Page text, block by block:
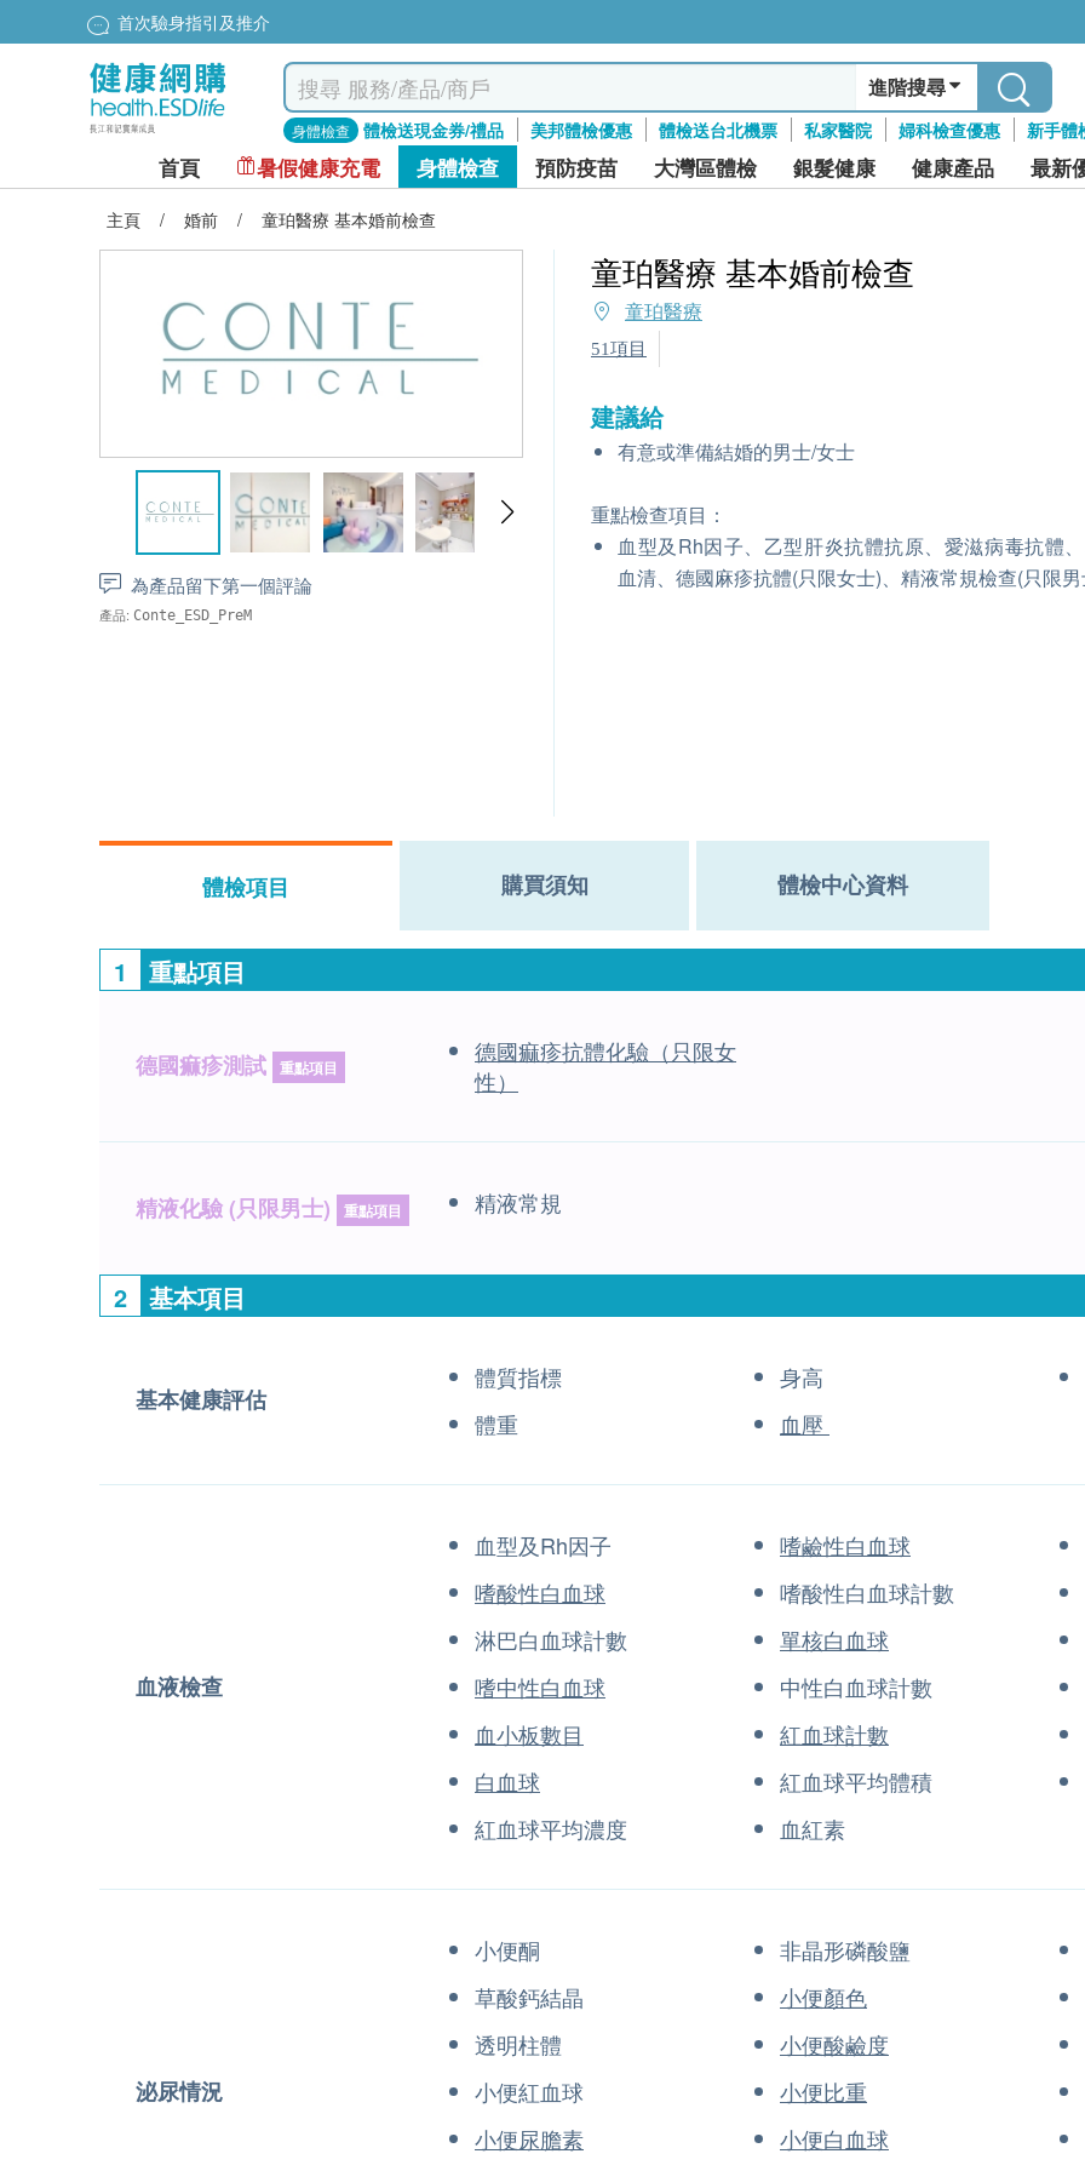
首次驗身指引及推介
進階搜尋
身體檢查 體檢送現金券/禮品 美邦體檢優惠 體檢送台北機票 私家醫院 婦科檢查優惠 新手體
首頁 暑假健康充電 身體檢查 預防疫苗 大灣區體檢 銀髮健康 健康產品 最新
主頁 / 婚前 / 童珀醫療 基本婚前檢查
為產品留下第一個評論
產品: Conte_ESD_PreM
童珀醫療 基本婚前檢查
童珀醫療
51項目
建議給
有意或準備結婚的男士/女士
重點檢查項目：
血型及Rh因子、乙型肝炎抗體抗原、愛滋病毒抗體
血清、德國麻疹抗體(只限女士)、精液常規檢查(只限
體檢項目 購買須知 體檢中心資料
1 重點項目
德國痲疹測試 重點項目
德國痲疹抗體化驗（只限女
性）
精液化驗 (只限男士) 重點項目 精液常規
2 基本項目
基本健康評估
體質指標
身高
體重
血壓
血液檢查
血型及Rh因子
嗜鹼性白血球
嗜酸性白血球
嗜酸性白血球計數
淋巴白血球計數
單核白血球
嗜中性白血球
中性白血球計數
血小板數目
紅血球計數
白血球
紅血球平均體積
紅血球平均濃度
血紅素
泌尿情況
小便酮
非晶形磷酸鹽
草酸鈣結晶
小便顏色
透明柱體
小便酸鹼度
小便紅血球
小便比重
小便尿膽素
小便白血球